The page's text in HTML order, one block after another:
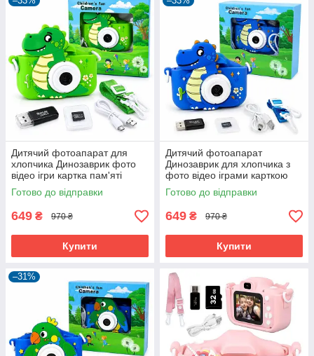
Дитячий фотоапарат для
хлопчика Динозаврик фото
відео ігри картка пам'яті
Зелений (61084)
Готово до відправки
649 ₴ 970 ₴
Купити
Дитячий фотоапарат
Динозаврик для хлопчика з
фото відео іграми карткою
пам'яті Синій (61085)
Готово до відправки
649 ₴ 970 ₴
Купити
–31%